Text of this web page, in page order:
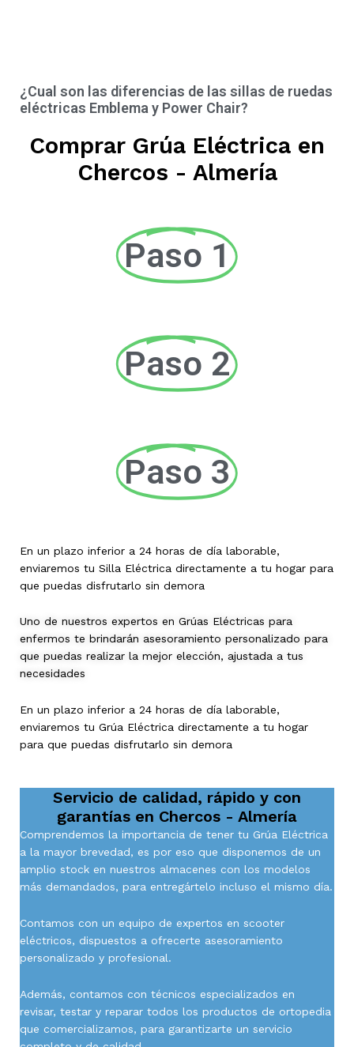
¿Cual son las diferencias de las sillas de ruedas
eléctricas Emblema y Power Chair?
Comprar Grúa Eléctrica en
Chercos - Almería
Paso 1
Paso 2
Paso 3
En un plazo inferior a 24 horas de día laborable,
enviaremos tu Silla Eléctrica directamente a tu hogar para
que puedas disfrutarlo sin demora
Uno de nuestros expertos en Grúas Eléctricas para
enfermos te brindarán asesoramiento personalizado para
que puedas realizar la mejor elección, ajustada a tus
necesidades
En un plazo inferior a 24 horas de día laborable,
enviaremos tu Grúa Eléctrica directamente a tu hogar
para que puedas disfrutarlo sin demora
Servicio de calidad, rápido y con
garantías en Chercos - Almería
Comprendemos la importancia de tener tu Grúa Eléctrica
a la mayor brevedad, es por eso que disponemos de un
amplio stock en nuestros almacenes con los modelos
más demandados, para entregártelo incluso el mismo día.
Contamos con un equipo de expertos en scooter
eléctricos, dispuestos a ofrecerte asesoramiento
personalizado y profesional.
Además, contamos con técnicos especializados en
revisar, testar y reparar todos los productos de ortopedia
que comercializamos, para garantizarte un servicio